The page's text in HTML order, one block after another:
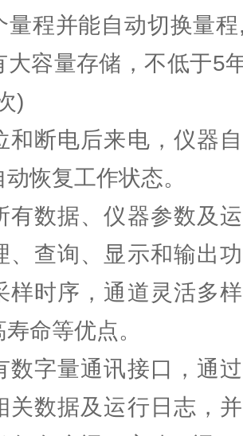
量程并能自动切换量
大容量存储，不低于5
)
和断电后来电，仪器
恢复工作状态。
有数据、仪器参数及
、查询、显示和输出
样时序，通道灵活多
命等优点。
数字量通讯接口，通
关数据及运行日志，